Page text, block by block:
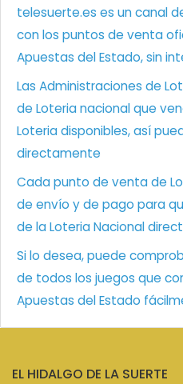
telesuerte.es es un canal
con los puntos de venta
Apuestas del Estado, sin
Las Administraciones de
de Loteria nacional que
Loteria disponibles, así
directamente
Cada punto de venta de
de envío y de pago para
de la Loteria Nacional
Si lo desea, puede
de todos los juegos que
Apuestas del Estado
EL HIDALGO DE LA SUERTE